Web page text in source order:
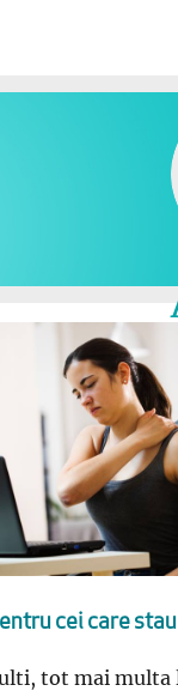
cei care
tot mai multa